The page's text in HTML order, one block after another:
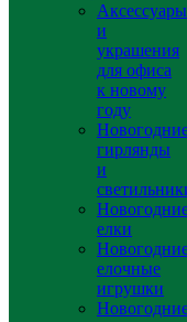
Аксессуары
и
украшения
для офиса
к новому
году
гирлянды
и
елки
елочные
игрушки